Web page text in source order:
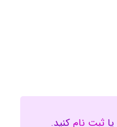
یا ثبت نامکنید.